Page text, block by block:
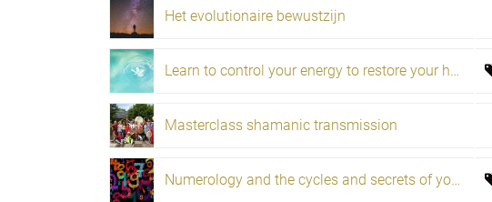
Het evolutionaire bewustzijn
Learn to control your energy to restore your health
Masterclass shamanic transmission
Numerology and the cycles and secrets of your life journey